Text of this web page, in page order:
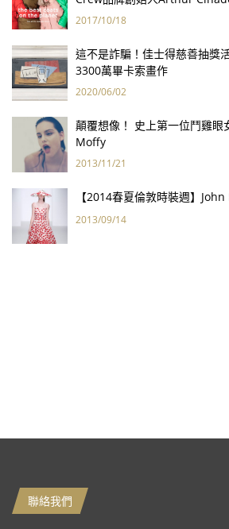
2017/10/18
這不是詐騙！佳士得慈善抽獎
3300萬畢卡索畫作
2020/06/02
顛覆想像！ 史上第一位鬥雞
Moffy
2013/11/21
【2014春夏倫敦時裝週】
2013/09/14
聯絡我們